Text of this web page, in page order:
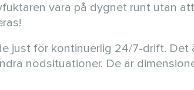
vara på dygnet runt utan
just för kontinuerlig 24/7-drift. Det
nödsituationer. De är